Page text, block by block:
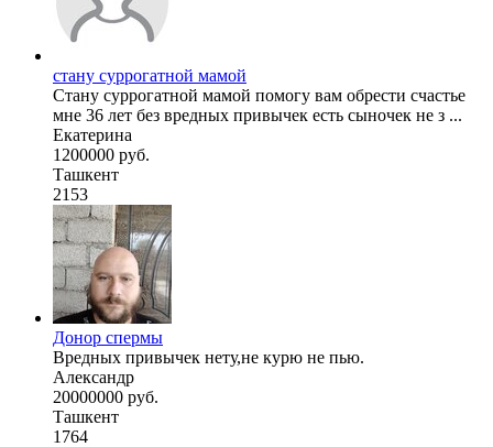
стану суррогатной мамой
Стану суррогатной мамой помогу вам обрести счастье
мне 36 лет без вредных привычек есть сыночек не з ...
Екатерина
1200000 руб.
Ташкент
2153
Донор спермы
Вредных привычек нету,не курю не пью.
Александр
20000000 руб.
Ташкент
1764